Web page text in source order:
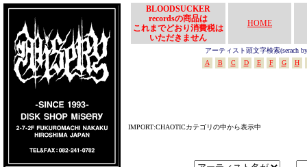
BLOODSUCKER
recordsの商品は
これまでどおり消費税は
いただきません
HOME
アーティスト頭文字検索(serach
A
B C D E F G H
IMPORT:CHAOTICカテゴリの中から表示中